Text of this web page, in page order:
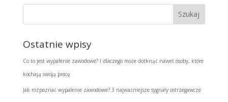
Ostatnie wpisy
Co to jest wypalenie zawodowe? I dlaczego może dotknąć nawet osoby, które
kochają swoją pracę
Jak rozpoznać wypalenie zawodowe? 3 najważniejsze sygnały ostrzegawcze